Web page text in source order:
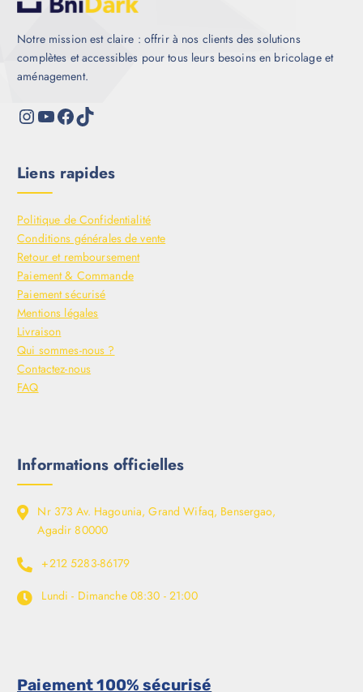
Notre mission est claire : offrir à nos clients des solutions
complètes et accessibles pour tous leurs besoins en bricolage et
aménagement.
Liens rapides
Politique de Confidentialité
Conditions générales de vente
Retour et remboursement
Paiement & Commande
Paiement sécurisé
Mentions légales
Livraison
Qui sommes-nous ?
Contactez-nous
FAQ
Informations officielles
Nr 373 Av. Hagounia, Grand Wifaq, Bensergao,
Agadir 80000
+212 5283-86179
Lundi - Dimanche 08:30 - 21:00
Paiement 100% sécurisé